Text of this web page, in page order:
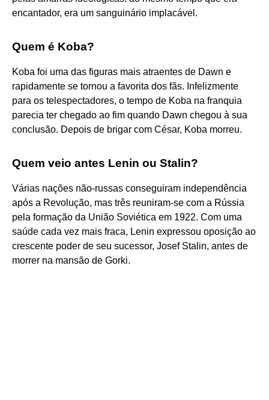
encantador, era um sanguinário implacável.
Quem é Koba?
Koba foi uma das figuras mais atraentes de Dawn e
rapidamente se tornou a favorita dos fãs. Infelizmente
para os telespectadores, o tempo de Koba na franquia
parecia ter chegado ao fim quando Dawn chegou à sua
conclusão. Depois de brigar com César, Koba morreu.
Quem veio antes Lenin ou Stalin?
Várias nações não-russas conseguiram independência
após a Revolução, mas três reuniram-se com a Rússia
pela formação da União Soviética em 1922. Com uma
saúde cada vez mais fraca, Lenin expressou oposição ao
crescente poder de seu sucessor, Josef Stalin, antes de
morrer na mansão de Gorki.